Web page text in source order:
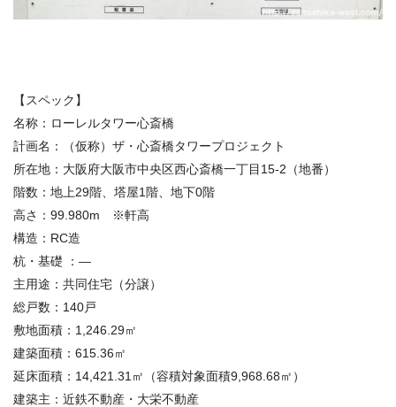
【スペック】
名称： ローレルタワー心斎橋
計画名：（仮称）ザ・心斎橋タワープロジェクト
所在地 ： 大阪府大阪市中央区西心斎橋一丁目15-2（地番）
階数： 地上29階、塔屋1階、地下0階
高さ： 99.980m ※軒高
構造 ： RC造
杭・基礎
： —
主用途： 共同住宅（分譲）
総戸数： 140戸
敷地面積 ： 1,246.29㎡
建築面積 ： 615.36㎡
延床面積 ： 14,421.31㎡（容積対象面積9,968.68㎡）
建築主： 近鉄不動産・大栄不動産